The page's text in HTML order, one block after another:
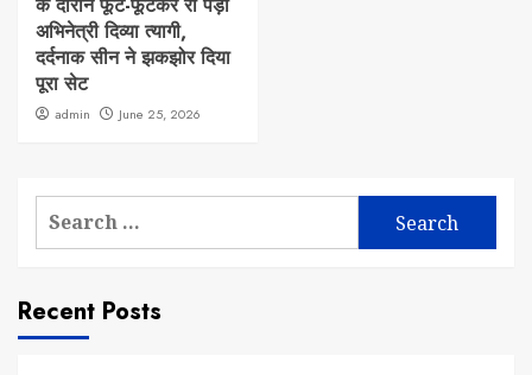
अभिनेत्री दिव्या त्यागी,
दर्दनाक सीन ने झकझोर दिया
पूरा सेट
admin June 25, 2026
Search
Recent Posts